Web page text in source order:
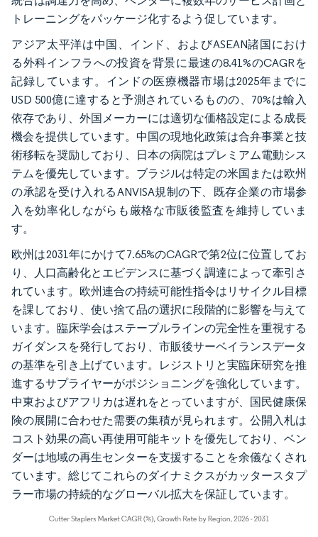
トレーニングをパッケージ化するよう促しています。
アジア太平洋は中国、インド、およびASEAN諸国におけ
る外科インフラへの投資を背景に最速の8.41%のCAGRを
記録しています。インドの医療機器市場は2025年までに
USD 500億に達すると予測されているものの、70%は輸入
依存であり、外国メーカーには適切な価格設定による成長
機会を提供しています。中国の現地化政策は合弁事業と技
術移転を奨励しており、日本の病院はプレミアム電動シス
テムを優先しています。ブラジルは特定の米国または欧州
の承認を受け入れるANVISA規制の下、既存企業の市場参
入を効率化しながらも厳格な市販後監査を維持していま
す。
欧州は2031年にかけて7.65%のCAGRで第2位に位置してお
り、人口高齢化とエビデンスに基づく調達によって牽引さ
れています。欧州連合の持続可能性指令はリサイクル目標
を課しており、使い捨て品の選択に段階的に影響を与えて
います。臨床学会はステープルラインの完全性を重視する
ガイダンスを発行しており、市販後サーベイランスデータ
の基準を引き上げています。レジストリと実臨床研究を推
進するサプライヤーがポジショニングを強化しています。
中東およびアフリカは遅れをとっていますが、国民健康保
険の展開に合わせた需要の集積が見られます。公開入札は
コスト効果の高い再使用可能キットを優先しており、ベン
ダーは地域の再生センターを支援することを余儀なくされ
ています。総じてこれらのダイナミクスがカッタースタプ
ラー市場の持続的なグローバル拡大を保証しています。